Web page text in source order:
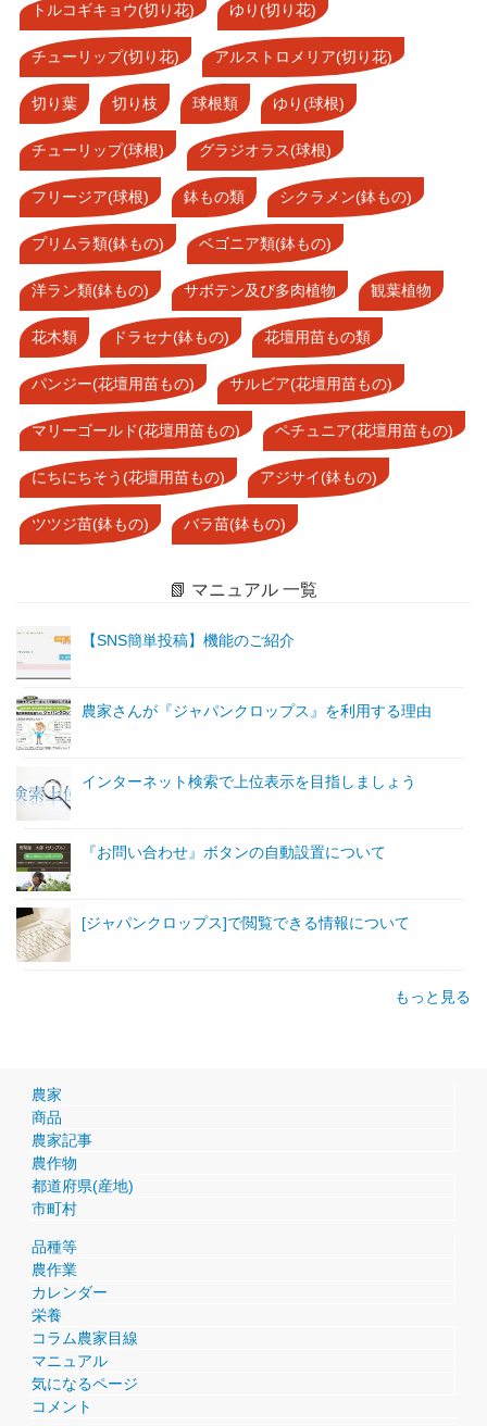
トルコギキョウ(切り花) ゆり(切り花)
チューリップ(切り花) アルストロメリア(切り花)
切り葉 切り枝 球根類 ゆり(球根)
チューリップ(球根) グラジオラス(球根)
フリージア(球根) 鉢もの類 シクラメン(鉢もの)
プリムラ類(鉢もの) ベゴニア類(鉢もの)
洋ラン類(鉢もの) サボテン及び多肉植物 観葉植物
花木類 ドラセナ(鉢もの) 花壇用苗もの類
パンジー(花壇用苗もの) サルビア(花壇用苗もの)
マリーゴールド(花壇用苗もの) ペチュニア(花壇用苗もの)
にちにちそう(花壇用苗もの) アジサイ(鉢もの)
ツツジ苗(鉢もの) バラ苗(鉢もの)
📗 マニュアル 一覧
【SNS簡単投稿】機能のご紹介
農家さんが『ジャパンクロップス』を利用する理由
インターネット検索で上位表示を目指しましょう
『お問い合わせ』ボタンの自動設置について
[ジャパンクロップス]で閲覧できる情報について
もっと見る
農家
商品
農家記事
農作物
都道府県(産地)
市町村
品種等
農作業
カレンダー
栄養
コラム農家目線
マニュアル
気になるページ
コメント